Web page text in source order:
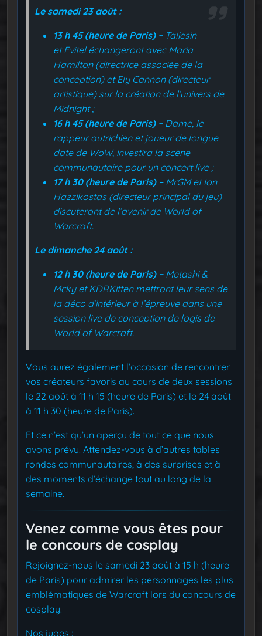
Le samedi 23 août :
13 h 45 (heure de Paris) –Taliesin
et Evitel échangeront avec Maria
Hamilton (directrice associée de la
conception) et Ely Cannon (directeur
artistique) sur la création de l’univers de
Midnight ;
16 h 45 (heure de Paris) –Dame, le
rappeur autrichien et joueur de longue
date de WoW, investira la scène
communautaire pour un concert live ;
17 h 30 (heure de Paris) –MrGM et Ion
Hazzikostas (directeur principal du jeu)
discuteront de l’avenir de World of
Warcraft.
Le dimanche 24 août :
12 h 30 (heure de Paris) –Metashi &
Mcky et KDRKitten mettront leur sens de
la déco d’intérieur à l’épreuve dans une
session live de conception de logis de
World of Warcraft.
Vous aurez également l’occasion de rencontrer
vos créateurs favoris au cours de deux sessions
le 22 août à 11 h 15 (heure de Paris) et le 24 août
à 11 h 30 (heure de Paris).
Et ce n’est qu’un aperçu de tout ce que nous
avons prévu. Attendez-vous à d’autres tables
rondes communautaires, à des surprises et à
des moments d’échange tout au long de la
semaine.
Venez comme vous êtes pour
le concours de cosplay
Rejoignez-nous le samedi 23 août à 15 h (heure
de Paris) pour admirer les personnages les plus
emblématiques de Warcraft lors du concours de
cosplay.
Nos juges :